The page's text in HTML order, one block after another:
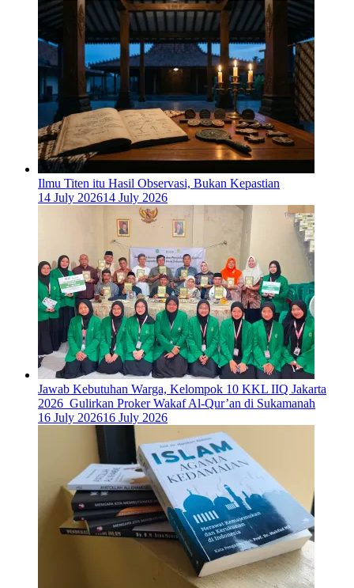
Ilmu Titen itu Hasil Observasi, Bukan Kepastian
14 July 202614 July 2026
Jawab Kebutuhan Warga, Kelompok 10 KKL IIQ Jakarta
2026 Gulirkan Proker Wakaf Al-Qur’an di Sukamanah
16 July 202616 July 2026